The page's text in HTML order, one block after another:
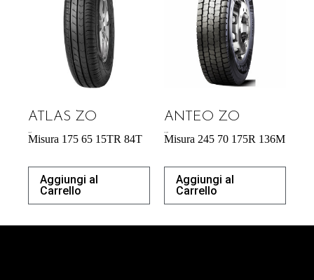
ATLAS ZO
Misura 175 65 15TR 84T
Aggiungi al
Carrello
ANTEO ZO
Misura 245 70 175R 136M
Aggiungi al
Carrello